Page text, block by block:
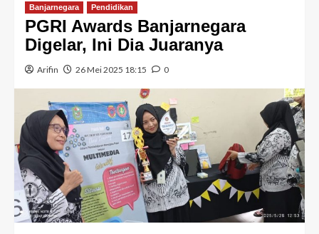
Banjarnegara Pendidikan
PGRI Awards Banjarnegara
Digelar, Ini Dia Juaranya
Arifin 26 Mei 2025 18:15 0